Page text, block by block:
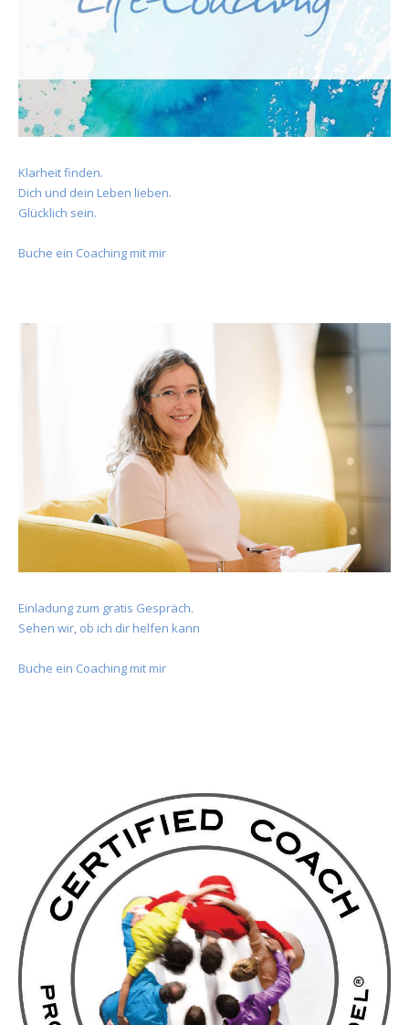
Klarheit finden.
Dich und dein Leben lieben.
Glücklich sein.
Buche ein Coaching mit mir
Einladung zum gratis Gespräch.
Sehen wir, ob ich dir helfen kann
Buche ein Coaching mit mir